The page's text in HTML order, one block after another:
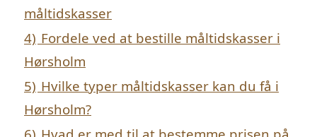
måltidskasser
4) Fordele ved at bestille måltidskasser i
Hørsholm
5) Hvilke typer måltidskasser kan du få i
Hørsholm?